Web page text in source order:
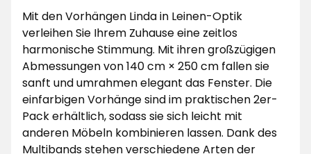
Mit den Vorhängen Linda in Leinen-Optik
verleihen Sie Ihrem Zuhause eine zeitlos
harmonische Stimmung. Mit ihren großzügigen
Abmessungen von 140 cm × 250 cm fallen sie
sanft und umrahmen elegant das Fenster. Die
einfarbigen Vorhänge sind im praktischen 2er-
Pack erhältlich, sodass sie sich leicht mit
anderen Möbeln kombinieren lassen. Dank des
Multibands stehen verschiedene Arten der